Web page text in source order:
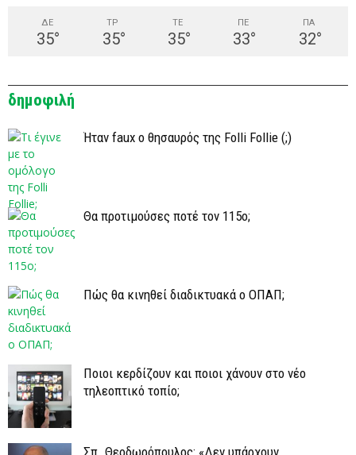
ΔΕ
35°
ΤΡ
35°
ΤΕ
35°
ΠΕ
33°
ΠΑ
32°
δημοφιλή
Ήταν faux ο θησαυρός της Folli Follie (;)
Θα προτιμούσες ποτέ τον 115ο;
Πώς θα κινηθεί διαδικτυακά ο ΟΠΑΠ;
Ποιοι κερδίζουν και ποιοι χάνουν στο νέο
τηλεοπτικό τοπίο;
Σπ. Θεοδωρόπουλος: «Δεν υπάρχουν